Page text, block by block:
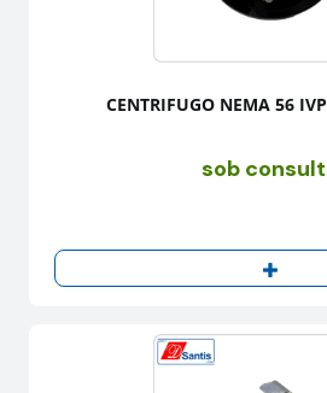
CENTRIFUGO NEMA 56
sob